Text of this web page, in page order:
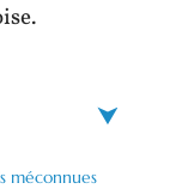
méconnues